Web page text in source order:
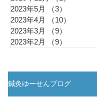
2023年5月
（3）
2023年4月
（10）
2023年3月
（9）
2023年2月
（9）
鍼灸ゆーせんブログ